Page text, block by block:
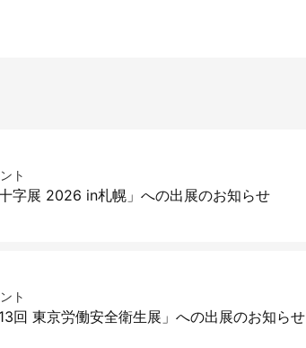
ト
十字展 2026 in札幌」への出展のお知らせ
ト
回 東京労働安全衛生展」への出展のお知らせ